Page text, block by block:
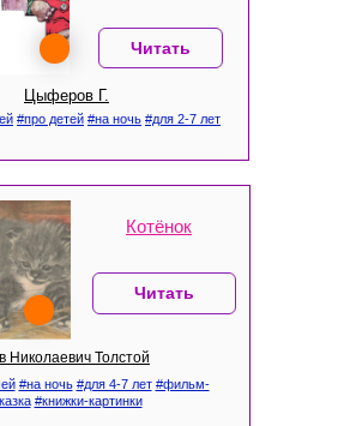
Цыферов Г.
Читать
Котёнок
Николаевич Толстой
Читать
#на ночь #для 4-7 лет #фильм-
#книжки-картинки
#про детей #на ночь #для 2-7 лет